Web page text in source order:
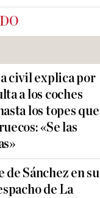
civil explica por
a los coches
los topes que
«Se las
de Sánchez en su
de La